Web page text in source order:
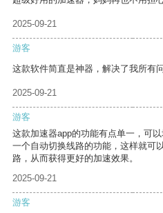
2025-09-21
游客
这款软件简直是神器，解决了我所有问
2025-09-21
游客
这款加速器app的功能有点单一，可
一个自动切换线路的功能，这样就可
路，从而获得更好的加速效果。
2025-09-21
游客